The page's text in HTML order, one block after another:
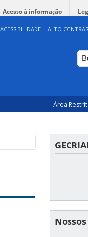
Acesso à informação
ACESSIBILIDADE ALTO
Área